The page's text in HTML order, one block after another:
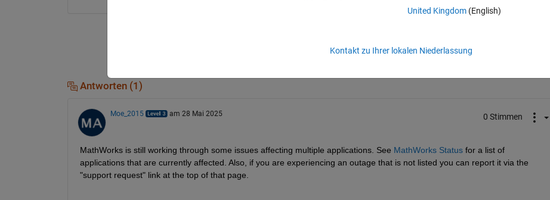
WeiterleitenAnmelden, um Aktivität zu
Antworten (1)
Moe_2015 am 28 Mai 2025 0 Stimmen
MathWorks is still working through some issues affecting multiple applications. See MathWorks Status for a list of
applications that are currently affected. Also, if you are experiencing an outage that is not listed you can report it via the
"support request" link at the top of that page.
United Kingdom(English)
Kontakt zu Ihrer lokalen Niederlassung